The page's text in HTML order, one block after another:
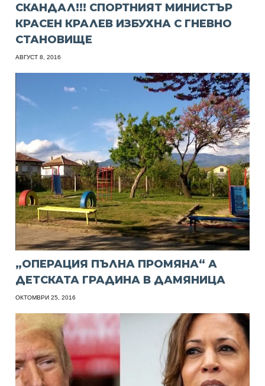
СКАНДАЛ!!! СПОРТНИЯТ МИНИСТЪР
КРАСЕН КРАЛЕВ ИЗБУХНА С ГНЕВНО
СТАНОВИЩЕ
АВГУСТ 8, 2016
„ОПЕРАЦИЯ ПЪЛНА ПРОМЯНА“ А
ДЕТСКАТА ГРАДИНА В ДАМЯНИЦА
ОКТОМВРИ 25, 2016